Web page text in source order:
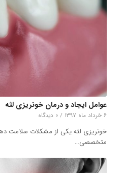
عوامل ایجاد و درمان خونریزی لثه
۶ خرداد ماه ۱۳۹۷ / ۰ دیدگاه
خونریزی لثه یکی از مشکلات سلامت
متخصصی…